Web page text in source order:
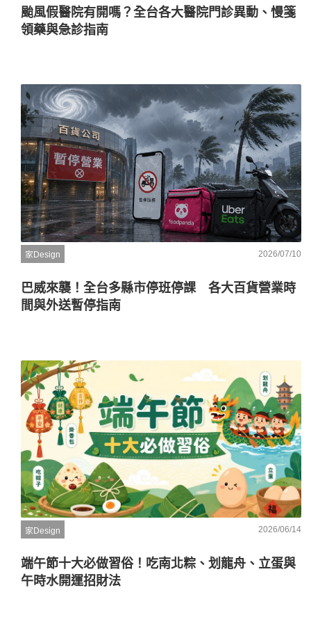
颱風假醫院有開嗎？全台各大醫院門診異動、慢箋
領藥與急診指南
家Design 2026/07/10
巴威來襲！全台多縣市停班停課 各大百貨營業時
間與外送暫停指南
家Design 2026/06/14
端午節十大必做習俗！吃南北粽、划龍舟、立蛋與
午時水開運招財法